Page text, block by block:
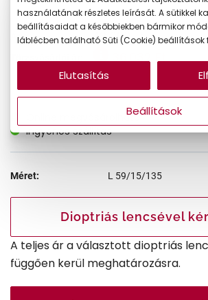
Ár: 42.390 Ft
36.032 Ft
Online megvásárolható
Ingyenes szállítás
Méret: L 59/15/135
Dioptriás lencsével
A teljes ár a választott dioptriás
függően kerül meghatározásra.
használatának részletes leírását. A sütikkel
beállításaidat a későbbiekben bármikor
láblécben található Süti (Cookie) beállítások
Beállítások
Elutasítás